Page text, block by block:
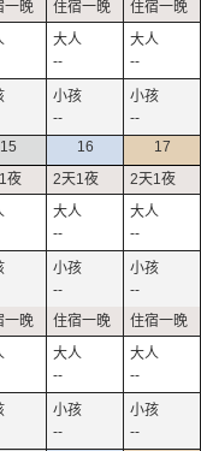
--
--
--
--
15 16
--
--
--
--
17
--
--
--
--